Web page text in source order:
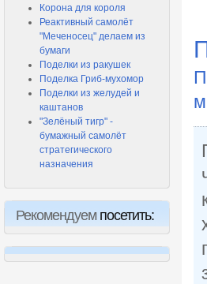
Корона для короля
Реактивный самолёт
"Меченосец" делаем из
бумаги
Поделки из ракушек
Поделка Гриб-мухомор
Поделки из желудей и
каштанов
"Зелёный тигр" -
бумажный самолёт
стратегического
назначения
Рекомендуемпосетить: